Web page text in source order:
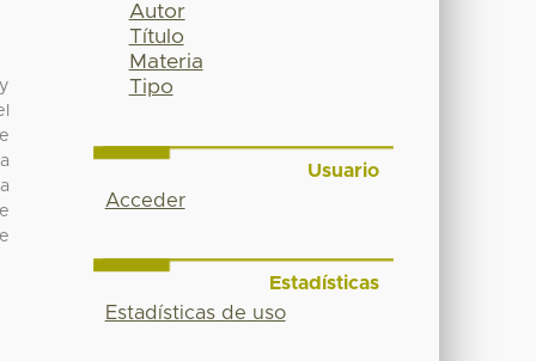
Autor
Título
Materia
Tipo
Usuario
Acceder
Estadísticas
Estadísticas de uso